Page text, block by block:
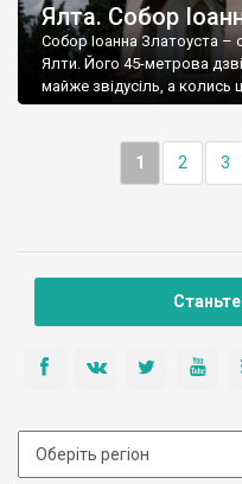
Ялта. Собор
Собор Іоанна Златоуста –
Ялти. Його 45-метрова
майже звідусіль, а колись
1 2 3